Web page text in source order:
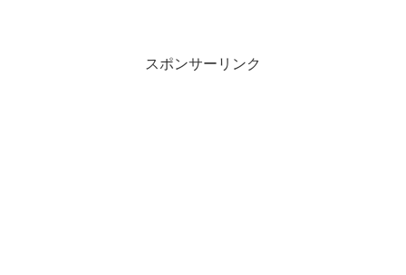
スポンサーリンク